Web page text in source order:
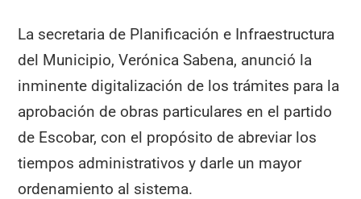
La secretaria de Planificación e Infraestructura
del Municipio, Verónica Sabena, anunció la
inminente digitalización de los trámites para la
aprobación de obras particulares en el partido
de Escobar, con el propósito de abreviar los
tiempos administrativos y darle un mayor
ordenamiento al sistema.